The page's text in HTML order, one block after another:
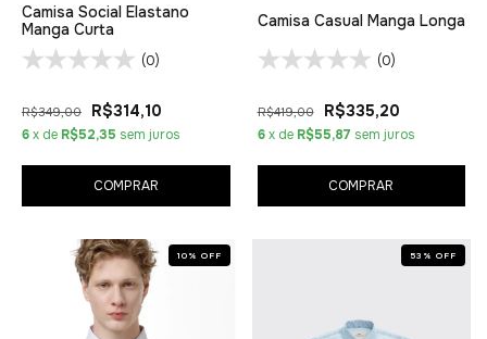
Camisa Social Elastano
Manga Curta
(0)
R$349,00 R$314,10
6x de R$52,35 sem juros
COMPRAR
Camisa Casual Manga Longa
(0)
R$419,00 R$335,20
6 x de R$55,87 sem juros
COMPRAR
10 % OFF 53 % OFF